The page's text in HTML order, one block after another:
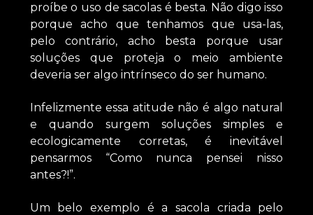
proíbe o uso de sacolas é besta. Não digo isso
porque acho que tenhamos que usa-las,
pelo contrário, acho besta porque usar
soluções que proteja o meio ambiente
deveria ser algo intrínseco do ser humano.
Infelizmente essa atitude não é algo natural
e quando surgem soluções simples e
ecologicamente corretas, é inevitável
pensarmos “Como nunca pensei nisso
antes?!”.
Um belo exemplo é a sacola criada pelo